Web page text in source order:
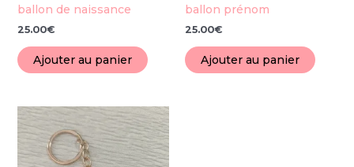
ballon de naissance
25.00€
Ajouter au panier
ballon prénom
25.00€
Ajouter au panier